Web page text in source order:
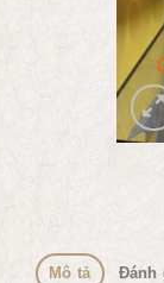
Mô tả Đánh